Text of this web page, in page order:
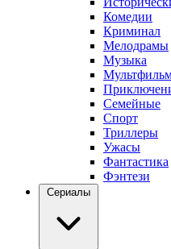
Комедии
Криминал
Мелодрамы
Музыка
Семейные
Спорт
Триллеры
Ужасы
Фантастика
Фэнтези
Сериалы